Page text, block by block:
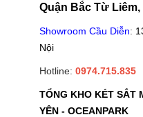
Quận Bắc Từ Liêm,
Showroom Cầu Diễn:
Nội
Hotline: 0974.715.835
TỔNG KHO KÉT SẮT
YÊN - OCEANPARK